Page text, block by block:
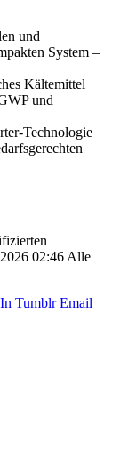
und
System –
Kältemittel
und
Technologie
02:46 Alle
Tumblr Email